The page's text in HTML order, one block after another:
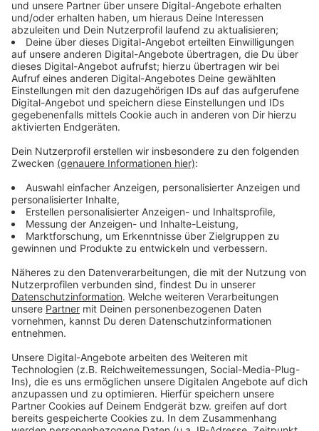
Standardantworten, keine Promotionaussagen -
sondern ganz persönliche Geschichten - das ist „Fünf
für"!
Anzeige
Wir benötigen Ihre
Zustimmung, um den YouTube
Video-Service zu laden!
Wir verwenden einen Service eines
Drittanbieters, um Videoinhalte
einzubetten. Dieser Service kann
sammeln. Bitte lesen Sie die
Details durch und stimmen Sie der
Nutzung des Service zu, um dieses
Mehr Informationen
Akzeptieren
powered byUsercentrics Consent
Fünf für Atze Schröder
Anzeige